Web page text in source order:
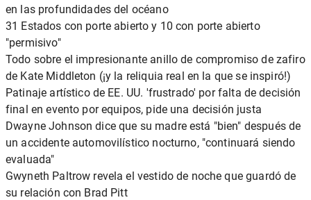
en las profundidades del océano
31 Estados con porte abierto y 10 con porte abierto
"permisivo"
Todo sobre el impresionante anillo de compromiso de zafiro
de Kate Middleton (¡y la reliquia real en la que se inspiró!)
Patinaje artístico de EE. UU. 'frustrado' por falta de decisión
final en evento por equipos, pide una decisión justa
Dwayne Johnson dice que su madre está "bien" después de
un accidente automovilístico nocturno, "continuará siendo
evaluada"
Gwyneth Paltrow revela el vestido de noche que guardó de
su relación con Brad Pitt